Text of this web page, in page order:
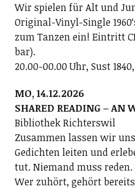
Wir spielen für Alt und
Original-Vinyl-Single
zum Tanzen ein! Eintritt
bar).
20.00-00.00 Uhr, Sust
MO, 14.12.2026
SHARED READING – AN
Bibliothek Richterswil
Zusammen lassen wir
Gedichten leiten und
tut. Niemand muss
Wer zuhört, gehört